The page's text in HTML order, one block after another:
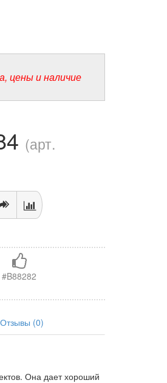
цены и наличие
(арт.
#B88282
Отзывы (0)
Она дает хороший